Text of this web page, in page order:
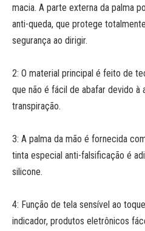
macia. A parte externa da palma
anti-queda, que protege
segurança ao dirigir.
2: O material principal é feito de
que não é fácil de abafar devido à
transpiração.
3: A palma da mão é fornecida
tinta especial anti-falsificação é
silicone.
4: Função de tela sensível ao
indicador, produtos eletrônicos